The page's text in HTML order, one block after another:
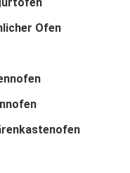
Ofen